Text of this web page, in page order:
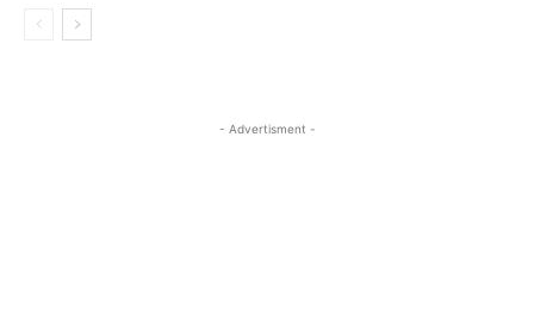
- Advertisment -